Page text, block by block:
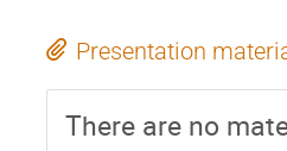
Presentation
There are no